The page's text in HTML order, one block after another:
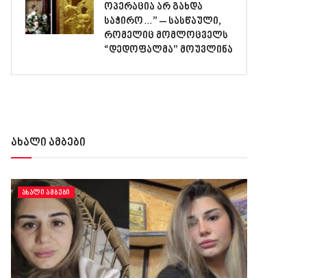
ოპერაცია არ გახდა
საჭირო…” – სასწაული,
რომელიც მომლოცველს
“დედოფალმა” მოუვლინა
ახალი ამბები
ᲐᲮᲐᲚᲘ ᲐᲛᲑᲔᲑᲘ